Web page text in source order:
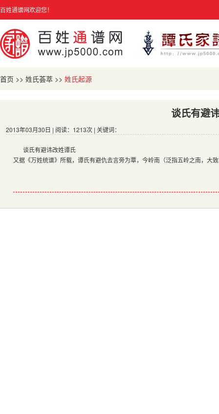
百姓通谱网欢迎您！
首页 >> 姓氏荟萃 >> 姓氏起源
谈氏有避
2013年03月30日 | 阅读：1213次 | 关键词：
谈氏有避讳改姓谭氏
又据《万姓统谱》所载，谭氏有避仇去言旁为覃，今岭南（泛指五岭之南，大